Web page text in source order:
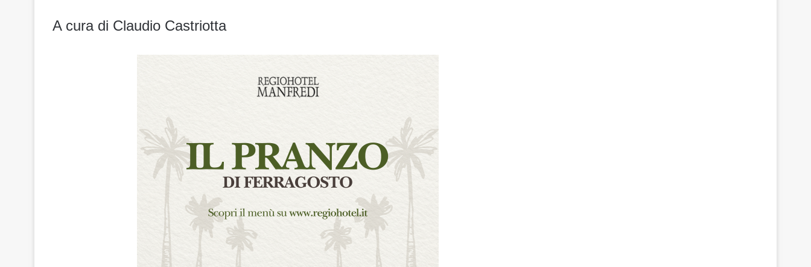
A cura di Claudio Castriotta